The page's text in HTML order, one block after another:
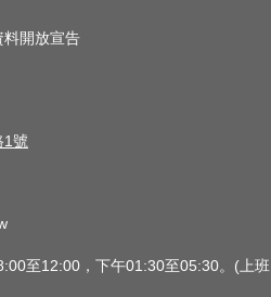
料開放宣告
1號
至12:00，下午01:30至05:30。(上